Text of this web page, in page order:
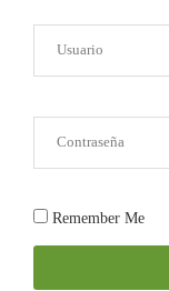
Remember Me